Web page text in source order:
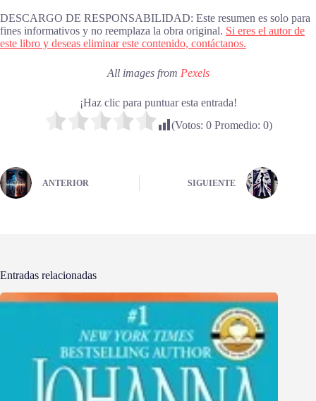
DESCARGO DE RESPONSABILIDAD: Este resumen es solo para
fines informativos y no reemplaza la obra original. Si eres el autor de
este libro y deseas eliminar este contenido, contáctanos.
All images from Pexels
¡Haz clic para puntuar esta entrada!
(Votos: 0Promedio: 0)
ANTERIOR SIGUIENTE
Entradas relacionadas